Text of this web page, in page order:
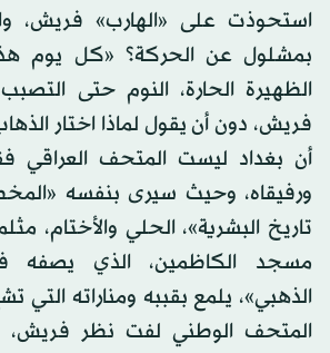
استحوذت على «الهارب» فريش،
بمشلول عن الحركة؟ «كل يوم هذه
الظهيرة الحارة، النوم حتى
فريش، دون أن يقول لماذا اختار
أن بغداد ليست المتحف العراقي
ورفيقاه، وحيث سيرى بنفسه
تاريخ البشرية»، الحلي والأختام،
مسجد الكاظمين، الذي يصفه
الذهبي»، يلمع بقببه ومناراته
المتحف الوطني لفت نظر فريش،